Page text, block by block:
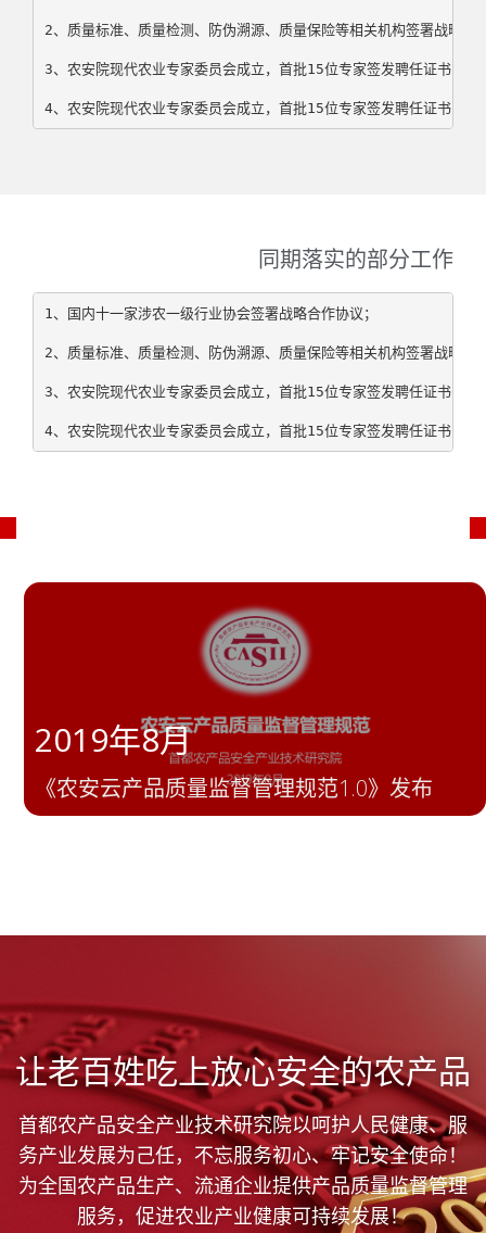
2、质量标准、质量检测、防伪溯源、质量保险等相关机构签署战略合
3、农安院现代农业专家委员会成立，首批15位专家签发聘任证书；
4、农安院现代农业专家委员会成立，首批15位专家签发聘任证书；
同期落实的部分工作
1、国内十一家涉农一级行业协会签署战略合作协议；
2、质量标准、质量检测、防伪溯源、质量保险等相关机构签署战略合
3、农安院现代农业专家委员会成立，首批15位专家签发聘任证书；
4、农安院现代农业专家委员会成立，首批15位专家签发聘任证书；
2019年8月
《农安云产品质量监督管理规范1.0》发布
让老百姓吃上放心安全的农产品
首都农产品安全产业技术研究院以呵护人民健康、服
务产业发展为己任，不忘服务初心、牢记安全使命！
为全国农产品生产、流通企业提供产品质量监督管理
服务，促进农业产业健康可持续发展！